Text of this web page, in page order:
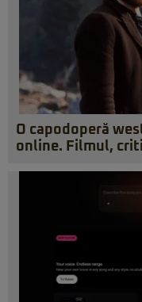
O capodoperă
online. Filmul,